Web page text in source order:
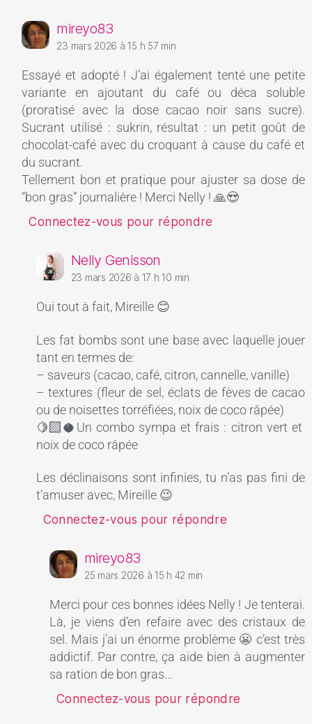
mireyo83
23 mars 2026 à 15 h 57 min
Essayé et adopté ! J’ai également tenté une petite
variante en ajoutant du café ou déca soluble
(proratisé avec la dose cacao noir sans sucre).
Sucrant utilisé : sukrin, résultat : un petit goût de
chocolat-café avec du croquant à cause du café et
du sucrant.
Tellement bon et pratique pour ajuster sa dose de
“bon gras” journalière ! Merci Nelly ! 🙏😍
Connectez-vous pour répondre
Nelly Genisson
23 mars 2026 à 17 h 10 min
Oui tout à fait, Mireille 😊
Les fat bombs sont une base avec laquelle jouer
tant en termes de:
– saveurs (cacao, café, citron, cannelle, vanille)
– textures (fleur de sel, éclats de fèves de cacao
ou de noisettes torréfiées, noix de coco râpée)
🍋‍🟩🥥Un combo sympa et frais : citron vert et
noix de coco râpée
Les déclinaisons sont infinies, tu n’as pas fini de
t’amuser avec, Mireille 😉
Connectez-vous pour répondre
mireyo83
25 mars 2026 à 15 h 42 min
Merci pour ces bonnes idées Nelly ! Je tenterai.
Là, je viens d’en refaire avec des cristaux de
sel. Mais j’ai un énorme problème 😬 c’est très
addictif. Par contre, ça aide bien à augmenter
sa ration de bon gras…
Connectez-vous pour répondre